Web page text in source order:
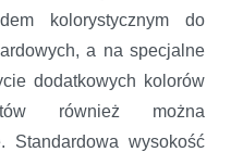
kolorystycznym do
a na specjalne
dodatkowych kolorów
również można
Standardowa wysokość